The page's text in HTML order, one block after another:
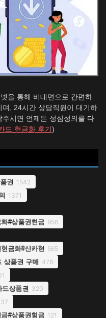
을 통해 비대면으로 간편하
, 24시간 상담직원이 대기하
시면 언제든 성심성의를 다
드 현금화 후기 )
권 1542
1371
#상품권현금 956
금화#신카현 565
상품권 구매 478
드상품권 320
#상품권혐금 121